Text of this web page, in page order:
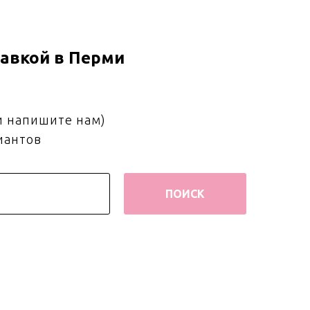
в Перми
напишите нам)
ПОИСК